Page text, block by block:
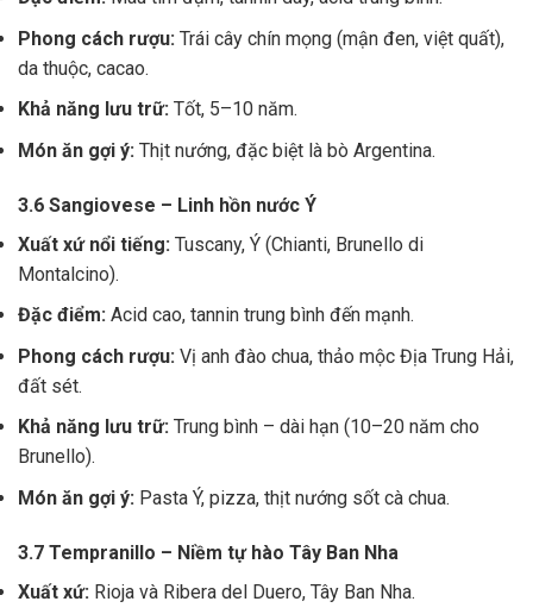
Phong cách rượu: Trái cây chín mọng (mận đen, việt quất),
da thuộc, cacao.
Khả năng lưu trữ: Tốt, 5–10 năm.
Món ăn gợi ý: Thịt nướng, đặc biệt là bò Argentina.
3.6 Sangiovese – Linh hồn nước Ý
Xuất xứ nổi tiếng: Tuscany, Ý (Chianti, Brunello di
Montalcino).
Đặc điểm: Acid cao, tannin trung bình đến mạnh.
Phong cách rượu: Vị anh đào chua, thảo mộc Địa Trung Hải,
đất sét.
Khả năng lưu trữ: Trung bình – dài hạn (10–20 năm cho
Brunello).
Món ăn gợi ý: Pasta Ý, pizza, thịt nướng sốt cà chua.
3.7 Tempranillo – Niềm tự hào Tây Ban Nha
Xuất xứ: Rioja và Ribera del Duero, Tây Ban Nha.